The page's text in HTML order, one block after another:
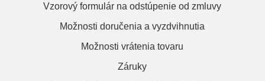
Vzorový formulár na odstúpenie od zmluvy
Možnosti doručenia a vyzdvihnutia
Možnosti vrátenia tovaru
Záruky